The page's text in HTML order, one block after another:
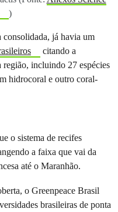
)
consolidada, já havia um
citando a
região, incluindo 27 espécies
hidrocoral e outro coral-
o sistema de recifes
a faixa que vai da
até o Maranhão.
o Greenpeace Brasil
brasileiras de ponta